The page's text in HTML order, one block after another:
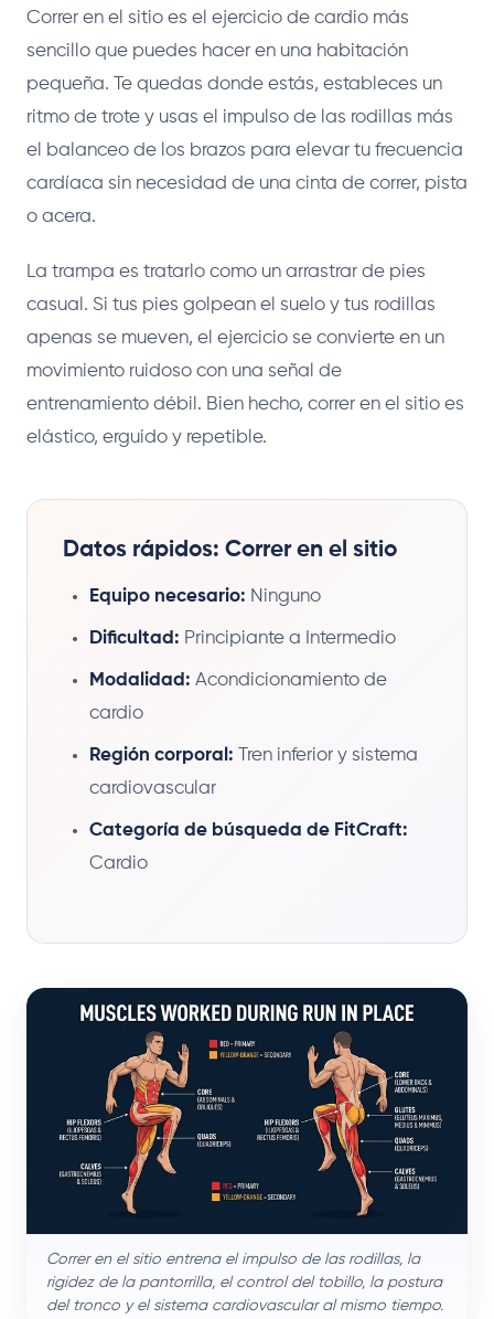
Correr en el sitio es el ejercicio de cardio más
sencillo que puedes hacer en una habitación
pequeña. Te quedas donde estás, estableces un
ritmo de trote y usas el impulso de las rodillas más
el balanceo de los brazos para elevar tu frecuencia
cardíaca sin necesidad de una cinta de correr, pista
o acera.
La trampa es tratarlo como un arrastrar de pies
casual. Si tus pies golpean el suelo y tus rodillas
apenas se mueven, el ejercicio se convierte en un
movimiento ruidoso con una señal de
entrenamiento débil. Bien hecho, correr en el sitio es
elástico, erguido y repetible.
Datos rápidos: Correr en el sitio
Equipo necesario: Ninguno
Dificultad: Principiante a Intermedio
Modalidad: Acondicionamiento de
cardio
Región corporal: Tren inferior y sistema
cardiovascular
Categoría de búsqueda de FitCraft:
Cardio
Correr en el sitio entrena el impulso de las rodillas, la
rigidez de la pantorrilla, el control del tobillo, la postura
del tronco y el sistema cardiovascular al mismo tiempo.